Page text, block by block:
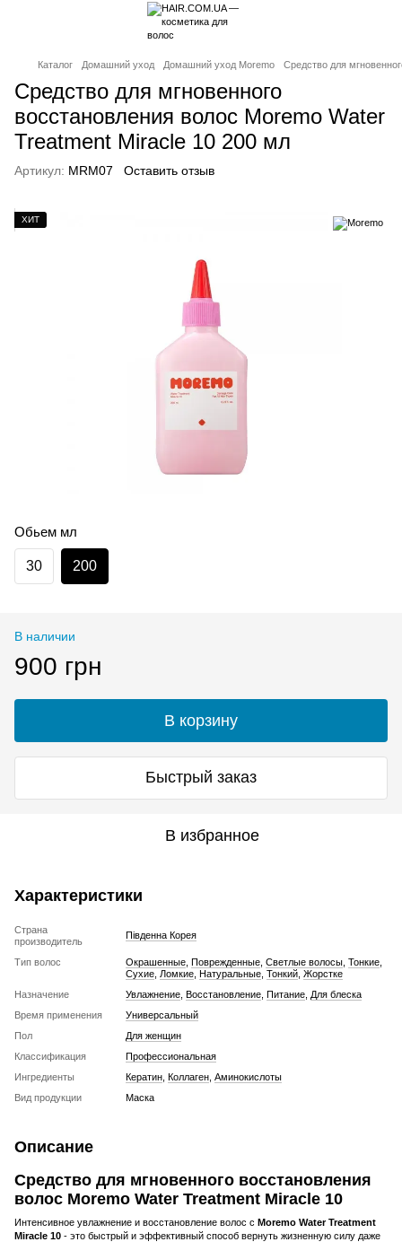
Каталог Домашний уход Домашний уход Moremo Средство для
Средство для мгновенного
восстановления волос Moremo Water
Treatment Miracle 10 200 мл
Артикул: MRM07 Оставить отзыв
ХИТ
Обьем мл
30 200
В наличии
900 грн
В корзину
Быстрый заказ
В избранное
Характеристики
Страна
производитель
Південна Корея
Тип волос Окрашенные Поврежденные Светлые волосы Тонкие
Сухие Ломкие Натуральные Тонкий Жорстке
Назначение
Увлажнение Восстановление Питание Для блеска
Время применения
Универсальный
Пол
Для женщин
Классификация
Профессиональная
Ингредиенты
Кератин Коллаген Аминокислоты
Вид продукции
Маска
Описание
Средство для мгновенного восстановления
волос Moremo Water Treatment Miracle 10
Интенсивное увлажнение и восстановление волос с Moremo Water Treatment
Miracle 10 - это быстрый и эффективный способ вернуть жизненную силу даже